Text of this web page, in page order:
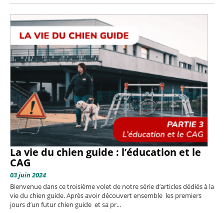
La vie du chien guide : l’éducation et le
CAG
03 juin 2024
Bienvenue dans ce troisième volet de notre série d’articles dédiés à la
vie du chien guide. Après avoir découvert ensemble les premiers
jours d’un futur chien guide et sa pr...